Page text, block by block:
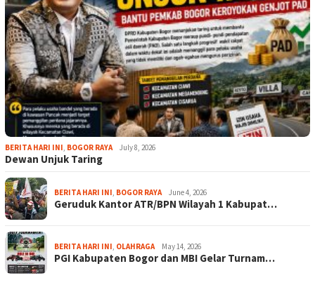
BERITA HARI INI, BOGOR RAYA July 8, 2026
Dewan Unjuk Taring
BERITA HARI INI, BOGOR RAYA June 4, 2026
Geruduk Kantor ATR/BPN Wilayah 1 Kabupat…
BERITA HARI INI, OLAHRAGA May 14, 2026
PGI Kabupaten Bogor dan MBI Gelar Turnam…